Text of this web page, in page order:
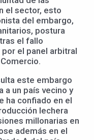
el sector, esto
del embargo,
postura
el fallo
el panel arbitral
este embargo
a un país vecino y
ha confiado en el
lechera
millonarias en
además en el